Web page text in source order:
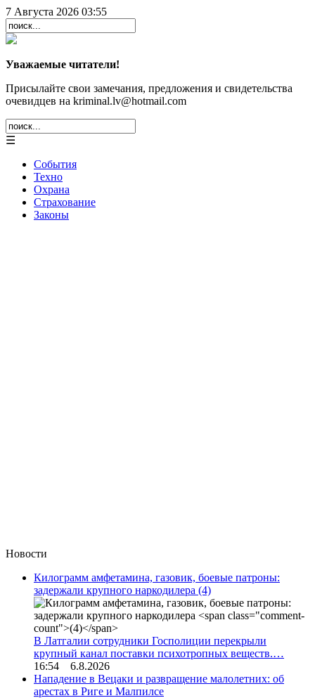
7 Августа 2026 03:55
Уважаемые читатели!
Присылайте свои замечания, предложения и свидетельства
очевидцев на kriminal.lv@hotmail.com
☰
События
Техно
Охрана
Страхование
Законы
Новости
Килограмм амфетамина, газовик, боевые патроны:
задержали крупного наркодилера (4)
В Латгалии сотрудники Госполиции перекрыли
крупный канал поставки психотропных веществ.…
16:54 6.8.2026
Нападение в Вецаки и развращение малолетних: об
арестах в Риге и Малпилсе